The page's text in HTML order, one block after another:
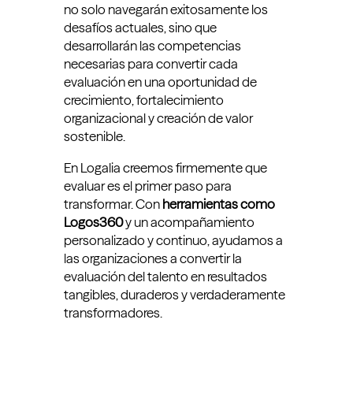
no solo navegarán exitosamente los
desafíos actuales, sino que
desarrollarán las competencias
necesarias para convertir cada
evaluación en una oportunidad de
crecimiento, fortalecimiento
organizacional y creación de valor
sostenible.
En Logalia creemos firmemente que
evaluar es el primer paso para
transformar. Conherramientas como
Logos360y un acompañamiento
personalizado y continuo, ayudamos a
las organizaciones a convertir la
evaluación del talento en resultados
tangibles, duraderos y verdaderamente
transformadores.